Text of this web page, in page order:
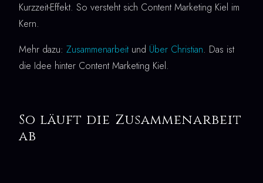
Kurzzeit-Effekt. So versteht sich Content Marketing Kiel im
Kern.
Mehr dazu: Zusammenarbeit und Über Christian. Das ist
die Idee hinter Content Marketing Kiel.
So läuft die Zusammenarbeit
ab